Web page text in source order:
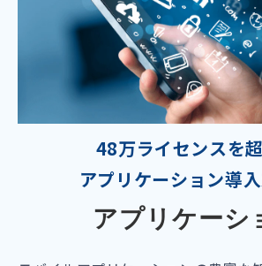
48万ライセンスを
アプリケーション導
アプリケーシ